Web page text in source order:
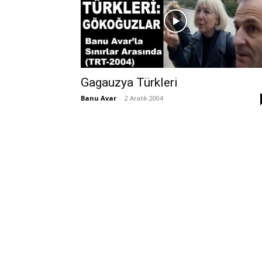
Gagauzya Türkleri
Banu Avar - 2 Aralık 2004